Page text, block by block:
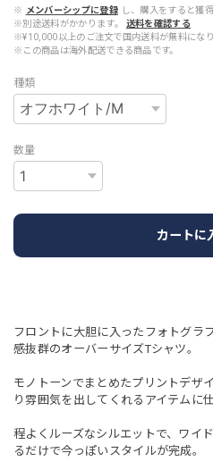
※ メンバーシップに登録 し、購入をすると獲得
※別途送料がかかります。
送料を確認する
※¥10,000以上のご注文で国内送料が無料になり
※この商品は海外配送できる商品です。
種類
数量
カートに
フロントに大胆に入ったフォトグラ
感抜群のオーバーサイズTシャツ。
モノトーンでまとめたプリントデザ
り雰囲気を出してくれるアイテムに
程よくルーズなシルエットで、ワイ
るだけで今っぽいスタイルが完成。